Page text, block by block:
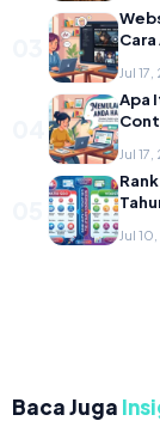
Cara
Jul
Apa
Jul
Jul
Baca Juga